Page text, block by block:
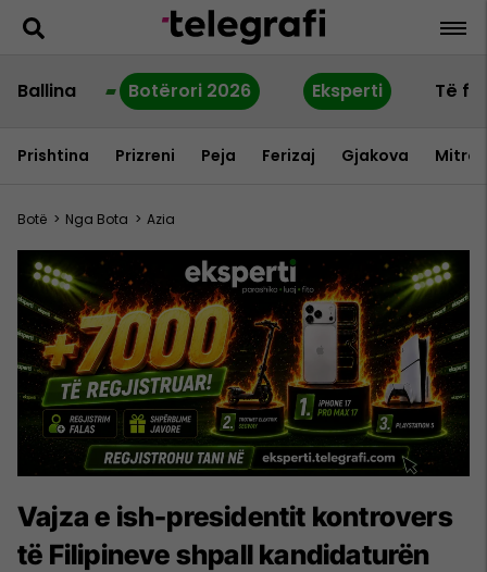
Ballina Botërori 2026 Eksperti Të
Prishtina Prizreni Peja Ferizaj Gjakova
Botë > Nga Bota > Azia
Vajza e ish-presidentit kontrovers
të Filipineve shpall kandidaturën